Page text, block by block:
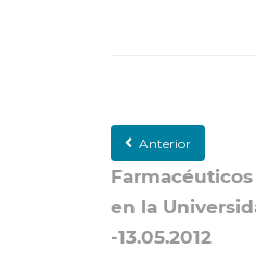
Anterior
en la
-13.05.2012